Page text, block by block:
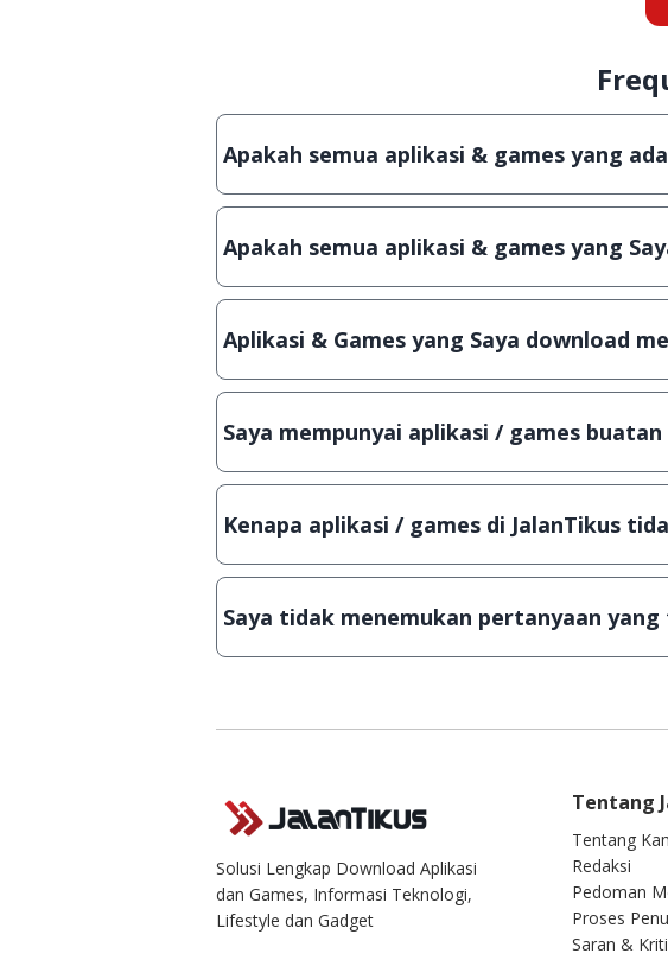
Apakah semua aplikasi & games yang
Ya, JalanTikus hanya membagikan aplikasi &
crack, patch atau semacamnya.
Apakah semua aplikasi & games yang
Ya, JalanTikus selalu melakukan scanning
aplikasi atau games, sehingga bisa dijamin
Aplikasi & Games yang Saya download
Meskipun dibagikan secara gratis, namun
hanya bisa digunakan dalam jangka waktu
aslinya.
Saya mempunyai aplikasi / games
Tentu saja bisa. Silahkan kirim email ke
Lampiran File instalasi / (APK) jika Android
Kenapa aplikasi / games di JalanTikus
Demi menjaga kualitas aplikasi dan games
download secara manual, sehingga kuota
singkat.
Saya tidak menemukan pertanyaan
Kami dengan senang hati menjawab setiap
Solusi Lengkap Download Aplikasi
dan Games, Informasi Teknologi,
Lifestyle dan Gadget
Tentang
Tentang
Redaksi
Pedoman
Proses
Saran &